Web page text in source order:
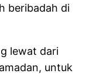
beribadah di
lewat dari
untuk